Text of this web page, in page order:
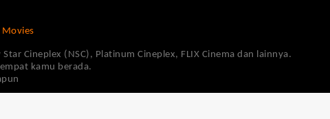
Movies
Cineplex (NSC), Platinum Cineplex, FLIX Cinema dan lainnya.
kamu berada.